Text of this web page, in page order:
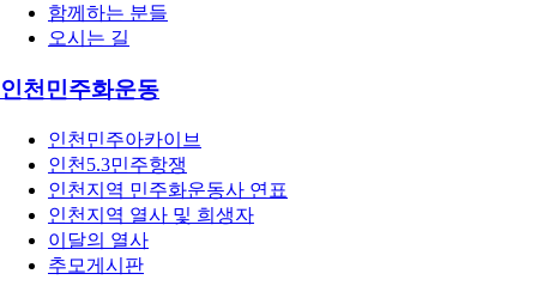
함께하는 분들
오시는 길
인천민주화운동
인천민주아카이브
인천5.3민주항쟁
인천지역 민주화운동사 연표
인천지역 열사 및 희생자
이달의 열사
추모게시판